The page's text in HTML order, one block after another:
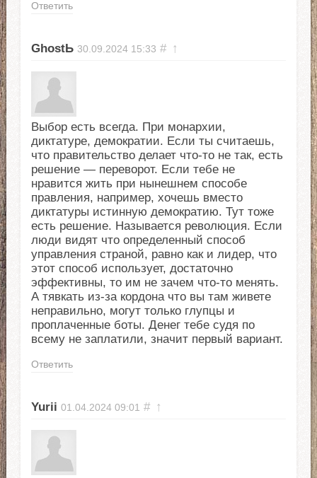
Ответить
GhostЬ 30.09.2024 15:33 # ↑
Выбор есть всегда. При монархии,
диктатуре, демократии. Если ты считаешь,
что правительство делает что-то не так, есть
решение — переворот. Если тебе не
нравится жить при нынешнем способе
правления, например, хочешь вместо
диктатуры истинную демократию. Тут тоже
есть решение. Называется революция. Если
люди видят что определенный способ
управления страной, равно как и лидер, что
этот способ использует, достаточно
эффективны, то им не зачем что-то менять.
А тявкать из-за кордона что вы там живете
неправильно, могут только глупцы и
проплаченные боты. Денег тебе судя по
всему не заплатили, значит первый вариант.
Ответить
Yurii 01.04.2024 09:01 # ↑